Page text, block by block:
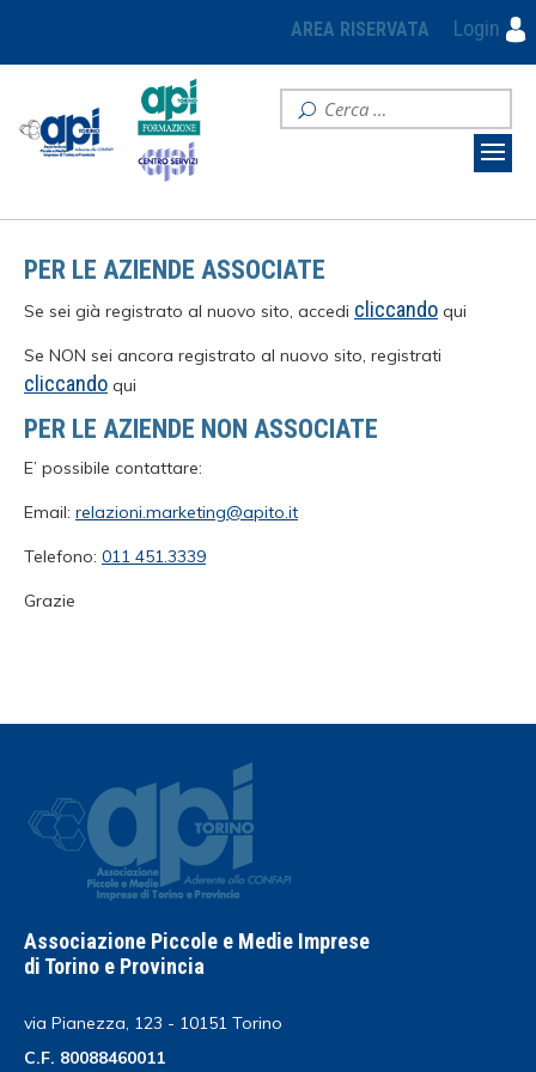
AREA RISERVATA Login
PER LE AZIENDE ASSOCIATE
Se sei già registrato al nuovo sito, accedi cliccando qui
Se NON sei ancora registrato al nuovo sito, registrati
cliccando qui
PER LE AZIENDE NON ASSOCIATE
E’ possibile contattare:
Email: relazioni.marketing@apito.it
Telefono: 011 451.3339
Grazie
Associazione Piccole e Medie Imprese
di Torino e Provincia
via Pianezza, 123 - 10151 Torino
C.F. 80088460011